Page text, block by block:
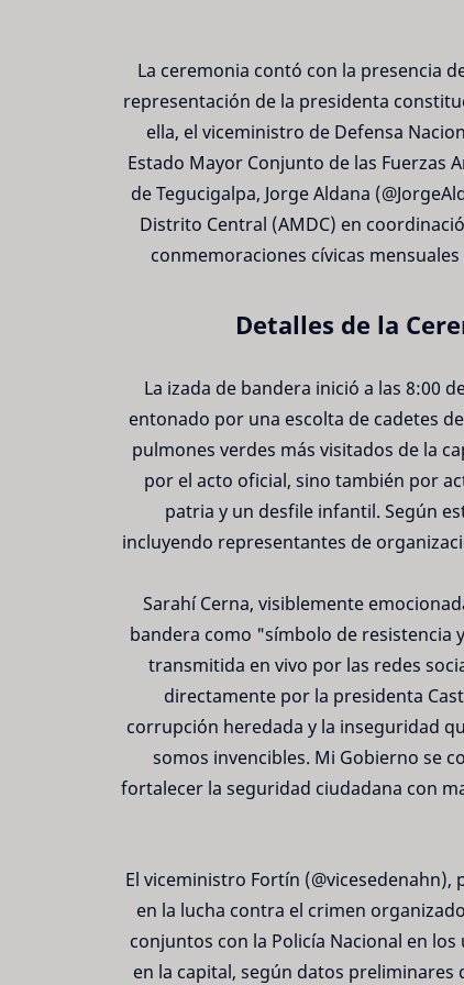
La ceremonia contó con la presencia
representación de la presidenta
ella, el viceministro de Defensa
Estado Mayor Conjunto de las Fuerzas
de Tegucigalpa, Jorge Aldana
Distrito Central (AMDC) en
conmemoraciones cívicas
Detalles de la
La izada de bandera inició a las 8:00
entonado por una escolta de cadetes
pulmones verdes más visitados de la
por el acto oficial, sino también por
patria y un desfile infantil. Según
incluyendo representantes de
Sarahí Cerna, visiblemente
bandera como "símbolo de resistencia
transmitida en vivo por las redes
directamente por la presidenta
corrupción heredada y la inseguridad
somos invencibles. Mi Gobierno se
fortalecer la seguridad ciudadana con
El viceministro Fortín
en la lucha contra el crimen
conjuntos con la Policía Nacional en
en la capital, según datos preliminares